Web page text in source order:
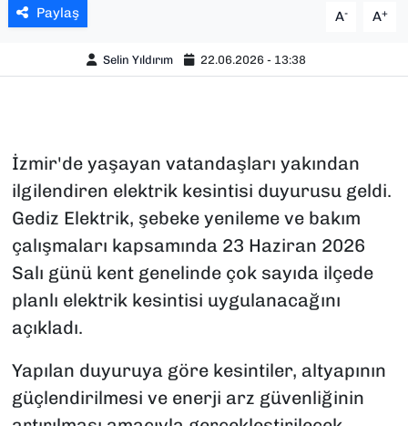
Paylaş A- A+
Selin Yıldırım 22.06.2026 - 13:38
İzmir'de yaşayan vatandaşları yakından
ilgilendiren elektrik kesintisi duyurusu geldi.
Gediz Elektrik, şebeke yenileme ve bakım
çalışmaları kapsamında 23 Haziran 2026
Salı günü kent genelinde çok sayıda ilçede
planlı elektrik kesintisi uygulanacağını
açıkladı.
Yapılan duyuruya göre kesintiler, altyapının
güçlendirilmesi ve enerji arz güvenliğinin